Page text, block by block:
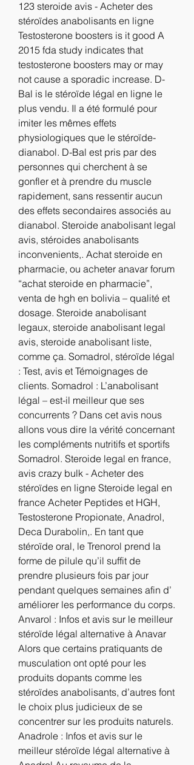
123 steroide avis - Acheter des
stéroïdes anabolisants en ligne
Testosterone boosters is it good A
2015 fda study indicates that
testosterone boosters may or may
not cause a sporadic increase. D-
Bal is le stéroïde légal en ligne le
plus vendu. Il a été formulé pour
imiter les mêmes effets
physiologiques que le stéroïde-
dianabol. D-Bal est pris par des
personnes qui cherchent à se
gonfler et à prendre du muscle
rapidement, sans ressentir aucun
des effets secondaires associés au
dianabol. Steroide anabolisant legal
avis, stéroides anabolisants
inconvenients,. Achat steroide en
pharmacie, ou acheter anavar forum
“achat steroide en pharmacie”,
venta de hgh en bolivia – qualité et
dosage. Steroide anabolisant
legaux, steroide anabolisant legal
avis, steroide anabolisant liste,
comme ça. Somadrol, stéroïde légal
: Test, avis et Témoignages de
clients. Somadrol : L’anabolisant
légal – est-il meilleur que ses
concurrents ? Dans cet avis nous
allons vous dire la vérité concernant
les compléments nutritifs et sportifs
Somadrol. Steroide legal en france,
avis crazy bulk - Acheter des
stéroïdes en ligne Steroide legal en
france Acheter Peptides et HGH,
Testosterone Propionate, Anadrol,
Deca Durabolin,. En tant que
stéroïde oral, le Trenorol prend la
forme de pilule qu’il suffit de
prendre plusieurs fois par jour
pendant quelques semaines afin d’
améliorer les performance du corps.
Anvarol : Infos et avis sur le meilleur
stéroïde légal alternative à Anavar
Alors que certains pratiquants de
musculation ont opté pour les
produits dopants comme les
stéroïdes anabolisants, d’autres font
le choix plus judicieux de se
concentrer sur les produits naturels.
Anadrole : Infos et avis sur le
meilleur stéroïde légal alternative à